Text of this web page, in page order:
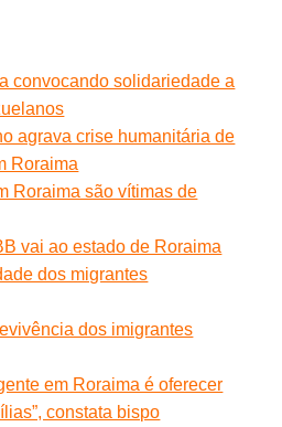
convocando solidariedade a
agrava crise humanitária de
Roraima
Roraima são vítimas de
vai ao estado de Roraima
dos migrantes
dos imigrantes
em Roraima é oferecer
constata bispo